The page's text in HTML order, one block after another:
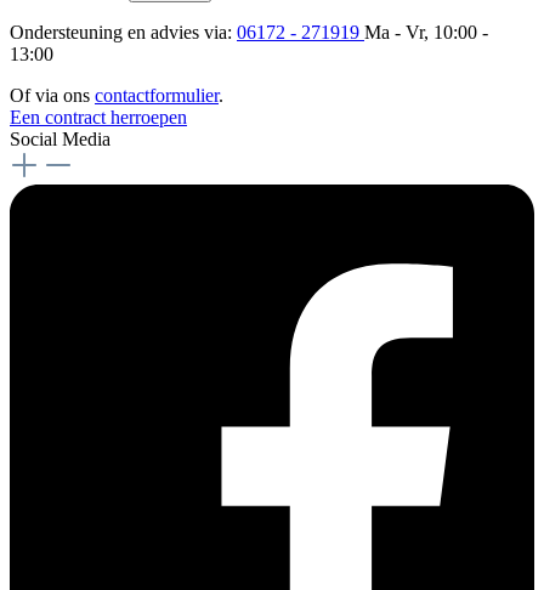
Ondersteuning en advies via: 06172 - 271919 Ma - Vr, 10:00 -
13:00
Of via ons contactformulier.
Een contract herroepen
Social Media